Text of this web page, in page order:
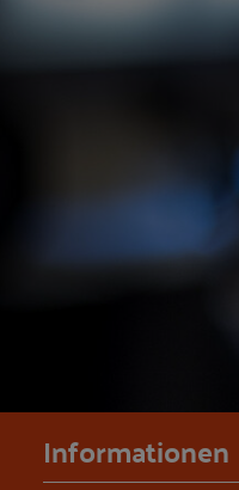
Informationen